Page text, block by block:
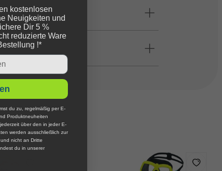
kostenlosen
Neuigkeiten und
Dir 5 %
reduzierte Ware
!*
du zu, regelmäßig per E-
Produktneuheiten
über den in jeder E-
werden ausschließlich zur
nicht an Dritte
du in unserer